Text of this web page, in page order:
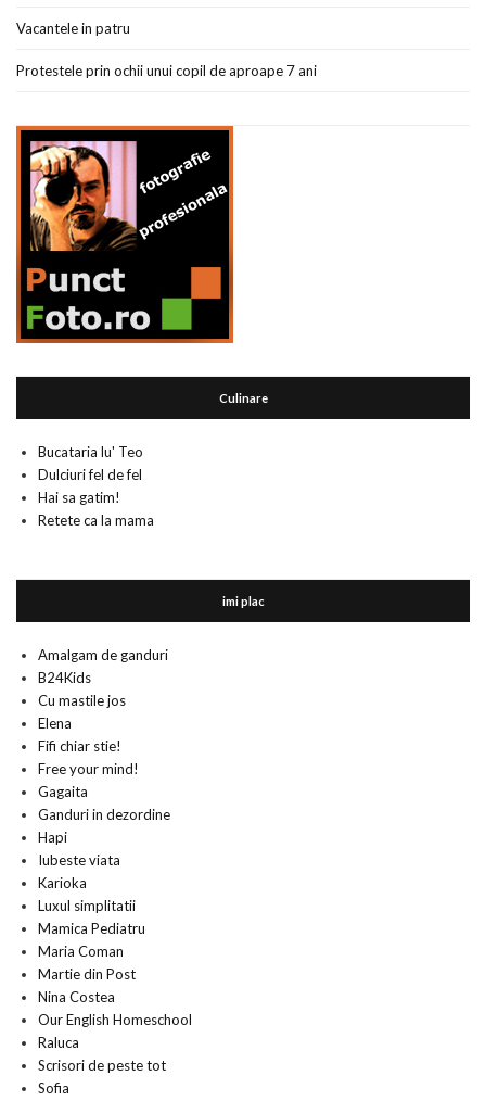
Vacantele in patru
Protestele prin ochii unui copil de aproape 7 ani
Culinare
Bucataria lu' Teo
Dulciuri fel de fel
Hai sa gatim!
Retete ca la mama
imi plac
Amalgam de ganduri
B24Kids
Cu mastile jos
Elena
Fifi chiar stie!
Free your mind!
Gagaita
Ganduri in dezordine
Hapi
Iubeste viata
Karioka
Luxul simplitatii
Mamica Pediatru
Maria Coman
Martie din Post
Nina Costea
Our English Homeschool
Raluca
Scrisori de peste tot
Sofia